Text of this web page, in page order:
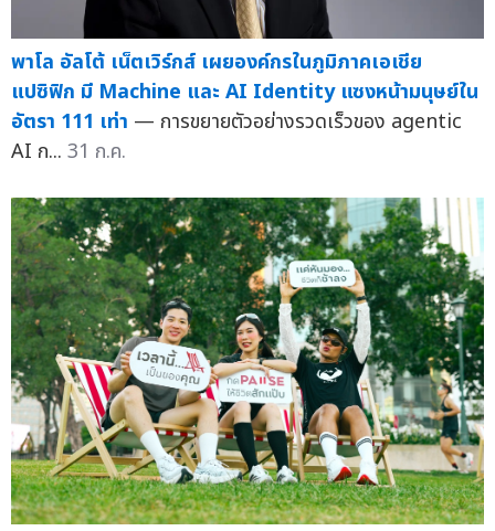
พาโล อัลโต้ เน็ตเวิร์กส์ เผยองค์กรในภูมิภาคเอเชีย
แปซิฟิก มี Machine และ AI Identity แซงหน้ามนุษย์ใน
อัตรา 111 เท่า — การขยายตัวอย่างรวดเร็วของ agentic
AI ก... 31 ก.ค.